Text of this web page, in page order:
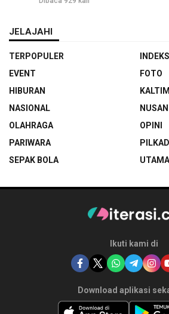
JELAJAHI
TERPOPULER
INDEKS
EVENT
FOTO
HIBURAN
KALTIM
NASIONAL
OLAHRAGA
OPINI
PARIWARA
SEPAK BOLA
UTAMA
Ikuti kami di
Download aplikasi